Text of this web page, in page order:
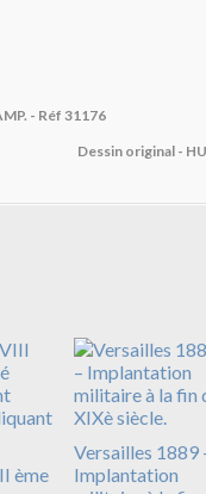
- Réf 31176
Dessin original -
ème
Versailles 1889
Implantation